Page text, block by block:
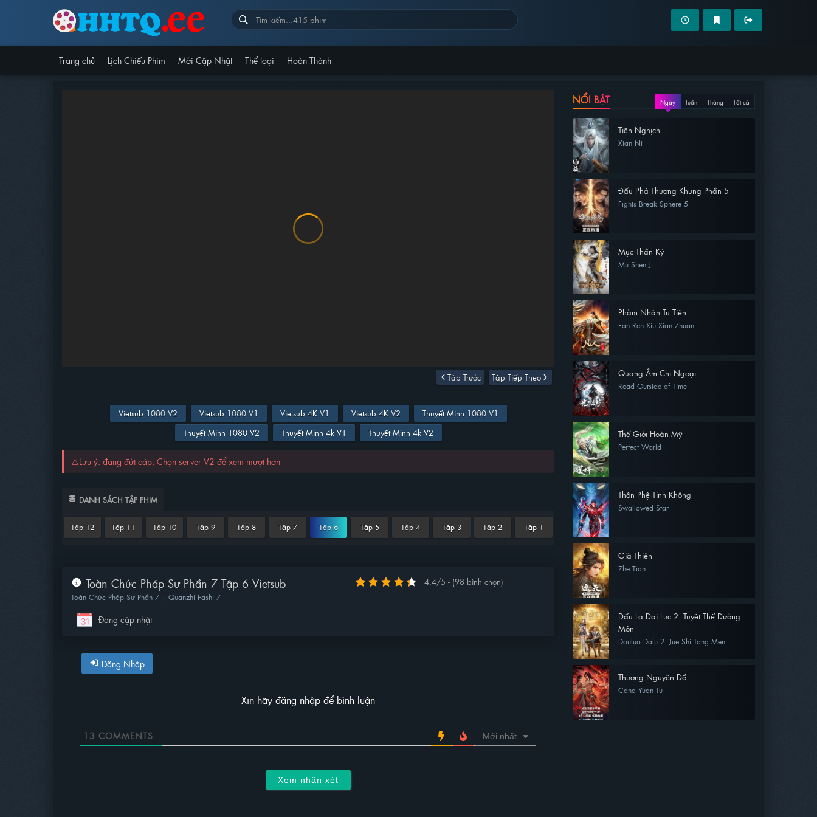
Trang chủ Lịch Chiếu Phim Mới Cập Nhật Thể loại Hoàn Thành
Tập Trước Tập Tiếp Theo
Vietsub 1080 V2 Vietsub 1080 V1 Vietsub 4K V1 Vietsub 4K V2
Thuyết Minh 1080 V1
Thuyết Minh 1080 V2
Thuyết Minh 4k V1 Thuyết Minh 4k V2
⚠️Lưu ý: đang đứt cáp, Chọn server V2 để xem mượt hơn
DANH SÁCH TẬP PHIM
Tập 12 Tập 11 Tập 10 Tập 9 Tập 8 Tập 7 Tập 6 Tập 5 Tập 4 Tập 3 Tập 2 Tập 1
Toàn Chức Pháp Sư Phần 7 Tập 6 Vietsub
Toàn Chức Pháp Sư Phần 7 | Quanzhi Fashi 7
Đang cập nhật
4.4/5 - (98 bình chọn)
Đăng Nhập
Xin hãy đăng nhập để bình luận
13 COMMENTS Mới nhất
Xem nhận xét
NỔI BẬT Ngày Tuần Tháng Tất cả
Tiên Nghịch
Xian Ni
Đấu Phá Thương Khung Phần 5
Fights Break Sphere 5
Mục Thần Ký
Mu Shen Ji
Phàm Nhân Tu Tiên
Fan Ren Xiu Xian Zhuan
Quang Âm Chi Ngoại
Read Outside of Time
Thế Giới Hoàn Mỹ
Perfect World
Thôn Phệ Tinh Không
Swallowed Star
Già Thiên
Zhe Tian
Đấu La Đại Lục 2: Tuyệt Thế Đường
Môn
Douluo Dalu 2: Jue Shi Tang Men
Thương Nguyên Đồ
Cang Yuan Tu